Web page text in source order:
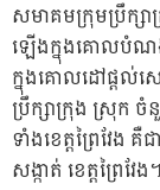
សមាគមក្រុមប្រឹក្សា
ឡើងក្នុងគោលបំណង
ក្នុងគោលដៅផ្តល់ស
ប្រឹក្សាក្រុង ស្រុក
ទាំងខេត្តព្រៃវែ
សង្កាត់ ខេត្តព្រៃវែង